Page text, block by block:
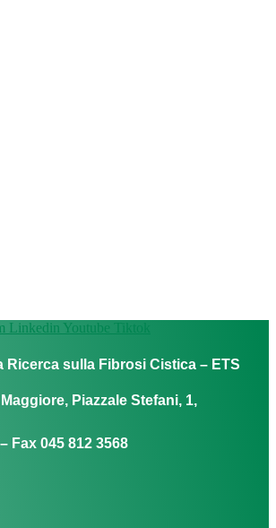
Linkedin Youtube Tiktok
Ricerca sulla Fibrosi Cistica – ETS
Piazzale Stefani, 1,
– Fax 045 812 3568